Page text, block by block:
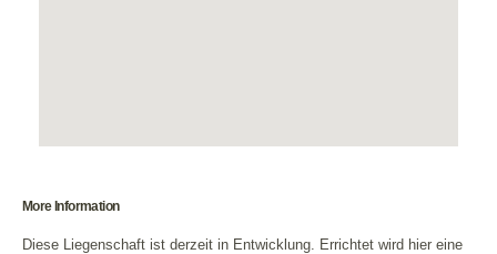
More Information
Diese Liegenschaft ist derzeit in Entwicklung. Errichtet wird hier eine